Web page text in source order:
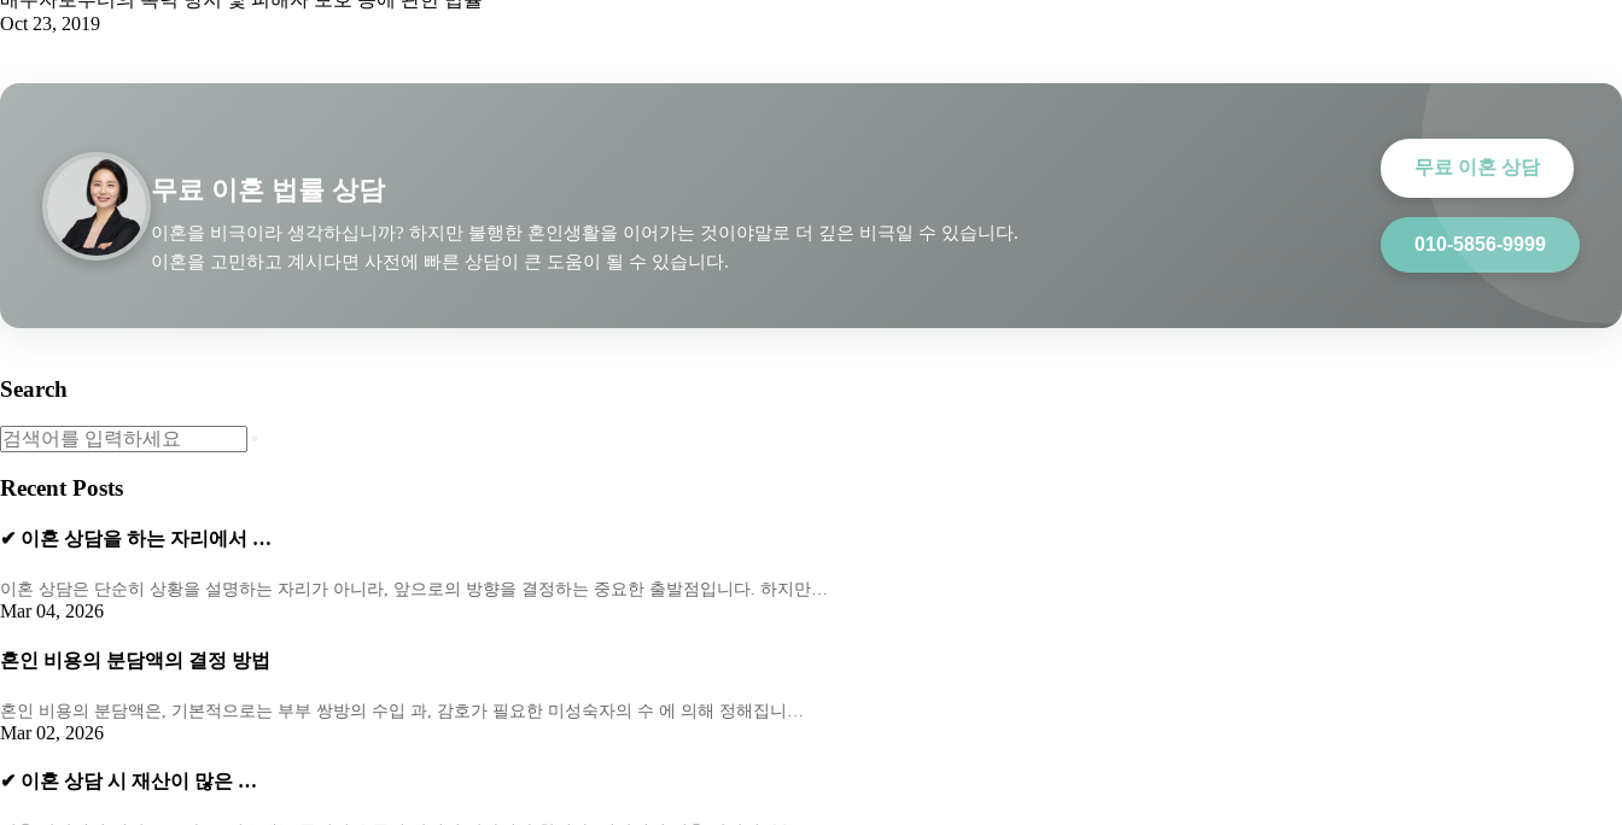
Oct 23, 2019
무료 이혼 법률 상담
이혼을 비극이라 생각하십니까? 하지만 불행한 혼인생활을 이어가는 것이야말로 더 깊은 비극일 수 있습니다.
이혼을 고민하고 계시다면 사전에 빠른 상담이 큰 도움이 될 수 있습니다.
무료 이혼 상담
010-5856-9999
Search
Recent Posts
✔ 이혼 상담을 하는 자리에서 …
이혼 상담은 단순히 상황을 설명하는 자리가 아니라, 앞으로의 방향을 결정하는 중요한 출발점입니다. 하지만…
Mar 04, 2026
혼인 비용의 분담액의 결정 방법
혼인 비용의 분담액은, 기본적으로는 부부 쌍방의 수입 과, 감호가 필요한 미성숙자의 수 에 의해 정해집니…
Mar 02, 2026
✔ 이혼 상담 시 재산이 많은 …